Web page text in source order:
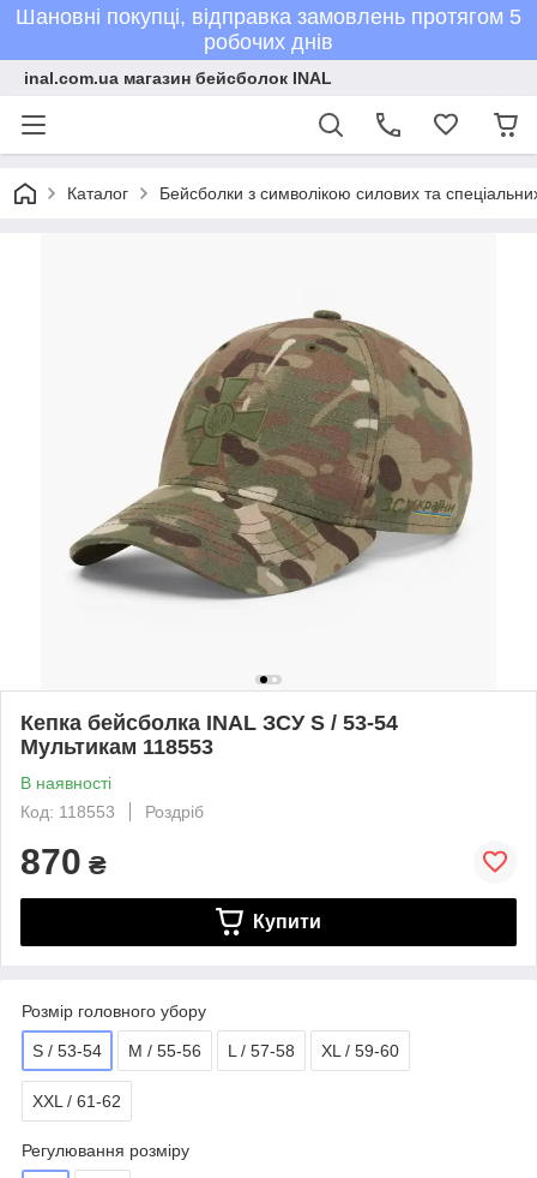
Шановні покупці, відправка замовлень протягом 5
робочих днів
inal.com.ua магазин бейсболок INAL
Каталог Бейсболки з символікою силових та
Кепка бейсболка INAL ЗСУ S / 53-54
Мультикам 118553
В наявності
Код: 118553
Роздріб
870 ₴
Купити
Розмір головного убору
S / 53-54 M / 55-56 L / 57-58 XL / 59-60
XXL / 61-62
Регулювання розміру